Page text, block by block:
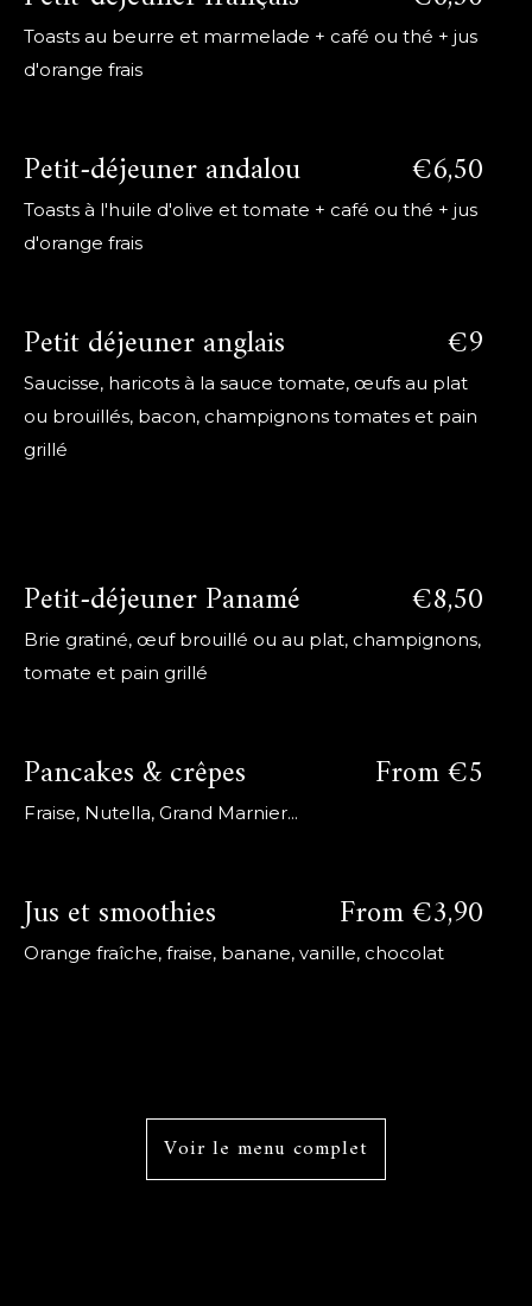
Toasts au beurre et marmelade + café ou thé + jus
d'orange frais
Petit-déjeuner andalou €6,50
Toasts à l'huile d'olive et tomate + café ou thé + jus
d'orange frais
Petit déjeuner anglais €9
Saucisse, haricots à la sauce tomate, œufs au plat
ou brouillés, bacon, champignons tomates et pain
grillé
Petit-déjeuner Panamé €8,50
Brie gratiné, œuf brouillé ou au plat, champignons,
tomate et pain grillé
Pancakes & crêpes From €5
Fraise, Nutella, Grand Marnier...
Jus et smoothies From €3,90
Orange fraîche, fraise, banane, vanille, chocolat
Voir le menu complet